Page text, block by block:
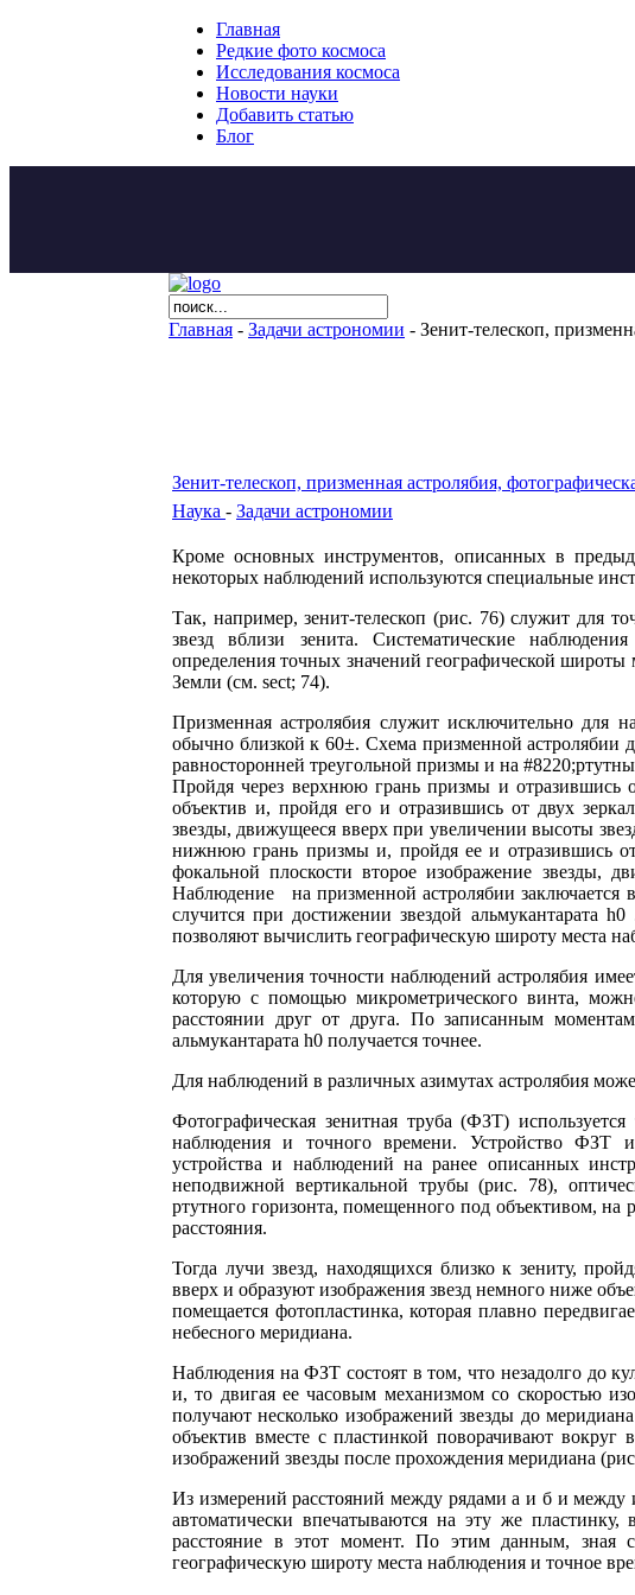
Главная
Редкие фото космоса
Исследования космоса
Новости науки
Добавить статью
Блог
Главная - Задачи астрономии - Зенит-телескоп,
Зенит-телескоп, призменная астролябия,
Наука - Задачи астрономии
Кроме основных инструментов, описанных в
некоторых наблюдений используются специальные
Так, например, зенит-телескоп (рис. 76) служит для
звезд вблизи зенита. Систематические
определения точных значений географической
Земли (см. sect; 74).
Призменная астролябия служит исключительно для
обычно близкой к 60±. Схема призменной астролябии
равносторонней треугольной призмы и на
Пройдя через верхнюю грань призмы и отразившись
объектив и, пройдя его и отразившись от двух
звезды, движущееся вверх при увеличении высоты
нижнюю грань призмы и, пройдя ее и отразившись
фокальной плоскости второе изображение
Наблюдение на призменной астролябии заключается
случится при достижении звездой альмукантарата
позволяют вычислить географическую широту места
Для увеличения точности наблюдений астролябия
которую с помощью микрометрического винта,
расстоянии друг от друга. По записанным
альмукантарата h0 получается точнее.
Для наблюдений в различных азимутах астролябия
Фотографическая зенитная труба (ФЗТ)
наблюдения и точного времени. Устройство ФЗТ
устройства и наблюдений на ранее описанных
неподвижной вертикальной трубы (рис. 78),
ртутного горизонта, помещенного под объективом,
расстояния.
Тогда лучи звезд, находящихся близко к зениту,
вверх и образуют изображения звезд немного ниже
помещается фотопластинка, которая плавно
небесного меридиана.
Наблюдения на ФЗТ состоят в том, что незадолго до
и, то двигая ее часовым механизмом со скоростью
получают несколько изображений звезды до
объектив вместе с пластинкой поворачивают
изображений звезды после прохождения меридиана
Из измерений расстояний между рядами а и б и между
автоматически впечатываются на эту же
расстояние в этот момент. По этим данным, зная
географическую широту места наблюдения и точное